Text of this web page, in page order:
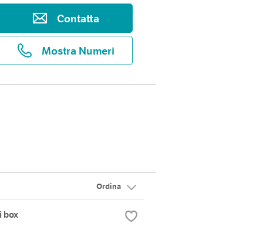
Contatta
Mostra Numeri
Ordina
box